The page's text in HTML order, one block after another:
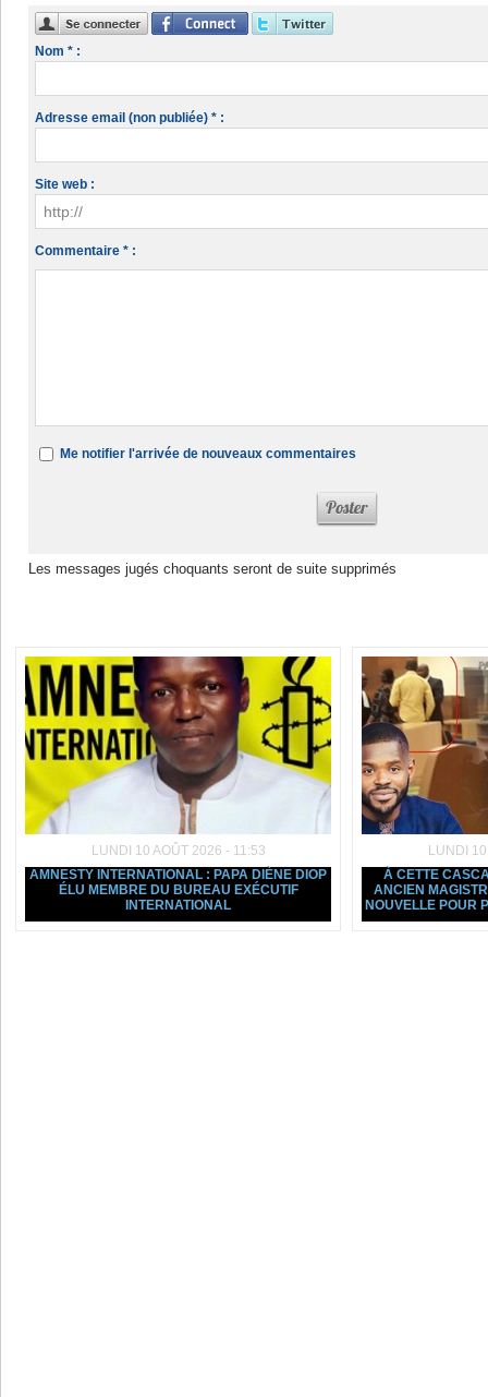
Nom * :
Adresse email (non publiée) * :
Site web :
Commentaire * :
Me notifier l'arrivée de nouveaux commentaires
Les messages jugés choquants seront de suite supprimés
LUNDI 10 AOÛT 2026 - 11:53
AMNESTY INTERNATIONAL : PAPA DIÈNE DIOP
ÉLU MEMBRE DU BUREAU EXÉCUTIF
INTERNATIONAL
LUNDI
À CETTE
ANCIEN
NOUVELLE POUR